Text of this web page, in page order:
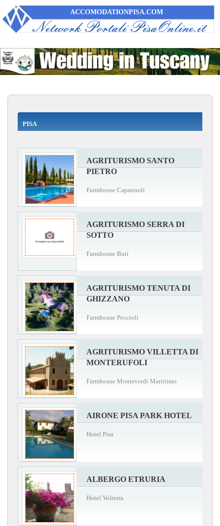
ACCOMODATIONPISA.COM
PISA
AGRITURISMO SANTO
PIETRO
Farmhouse Capannoli
AGRITURISMO SERRA DI
SOTTO
Farmhouse Buti
AGRITURISMO TENUTA DI
GHIZZANO
Farmhouse Peccioli
AGRITURISMO VILLETTA DI
MONTERUFOLI
Farmhouse Monteverdi Marittimo
AIRONE PISA PARK HOTEL
Hotel Pisa
ALBERGO ETRURIA
Hotel Volterra